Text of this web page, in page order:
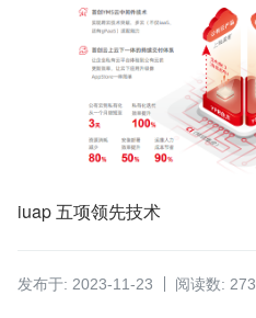
iuap 五项领先技术
发布于: 2023-11-23 阅读数: 273